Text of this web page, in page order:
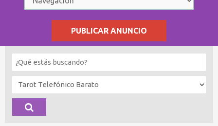
PUBLICAR ANUNCIO